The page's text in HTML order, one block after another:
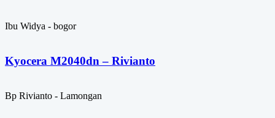
Ibu Widya - bogor
Kyocera M2040dn – Rivianto
Bp Rivianto - Lamongan